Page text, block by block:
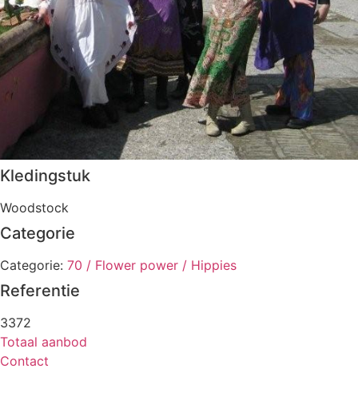
Kledingstuk
Woodstock
Categorie
Categorie: 70 / Flower power / Hippies
Referentie
3372
Totaal aanbod
Contact